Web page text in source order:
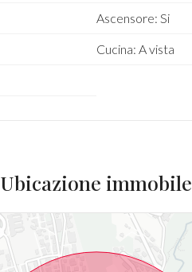
Ascensore: Si
Cucina: A vista
Ubicazione immobile